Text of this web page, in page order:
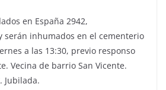
en España 2942,
serán inhumados en el cementerio
a las 13:30, previo responso
Vecina de barrio San Vicente.
Jubilada.